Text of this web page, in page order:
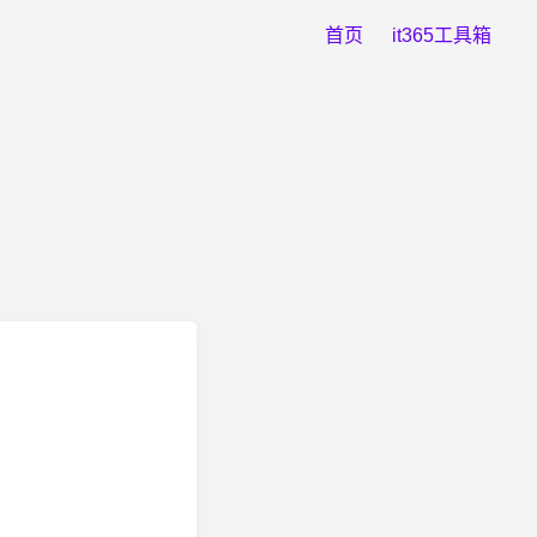
首页 it365工具箱